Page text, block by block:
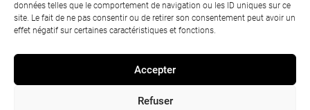
données telles que le comportement de navigation ou les ID uniques sur ce
site. Le fait de ne pas consentir ou de retirer son consentement peut avoir un
effet négatif sur certaines caractéristiques et fonctions.
Accepter
Refuser